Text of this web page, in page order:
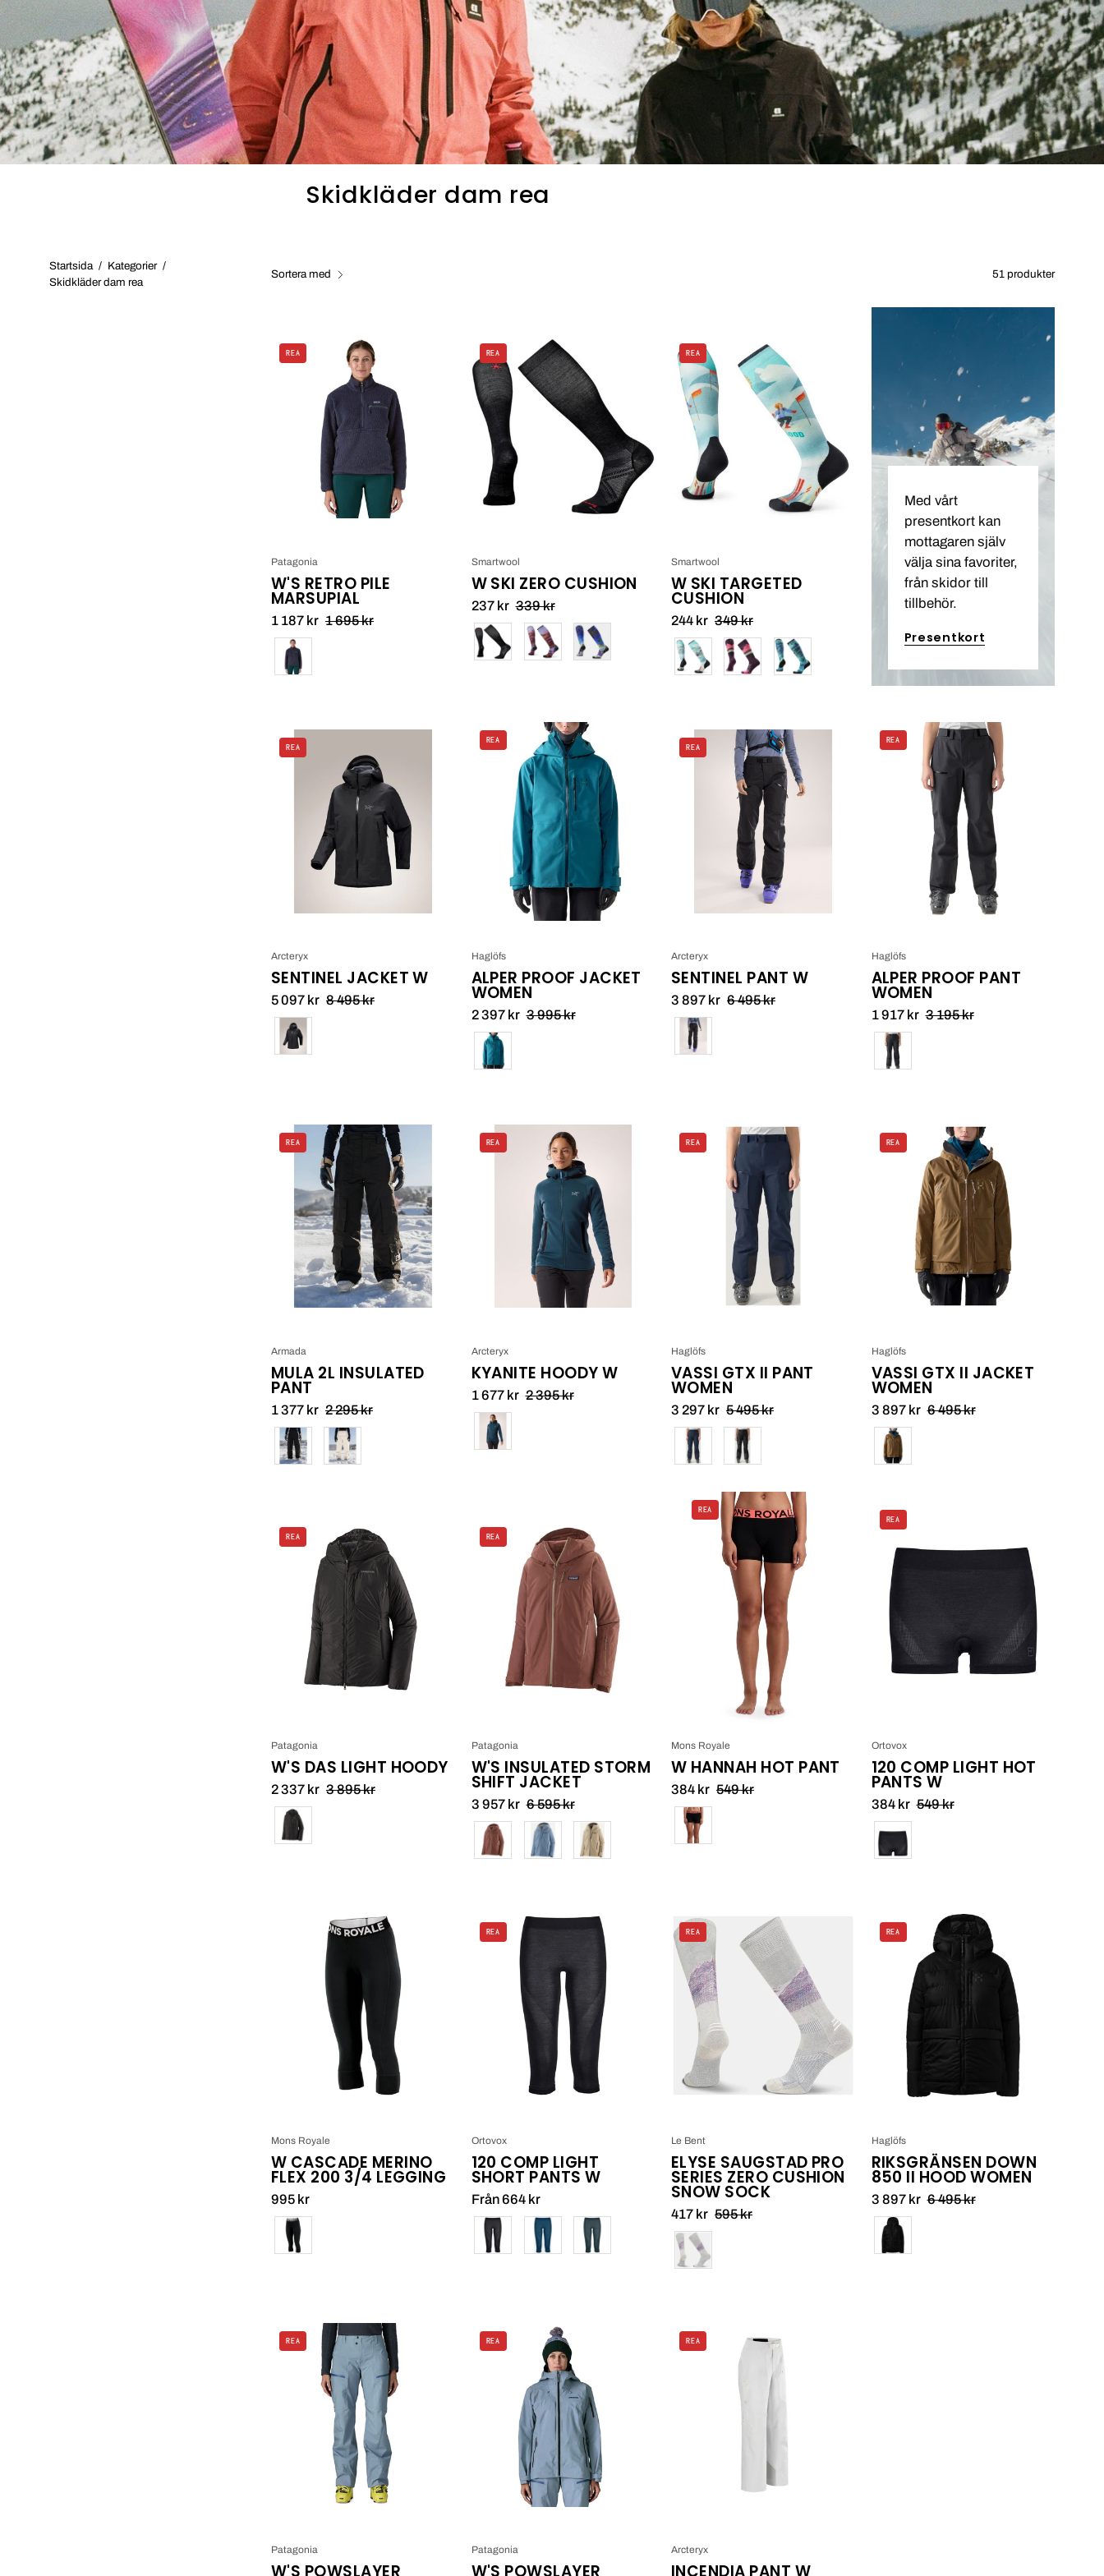
rea
Skidkläder dam rea
Startsida / Kategorier /
Skidkläder dam rea
Sortera med 51 produkter
W's
Retro
Pile
Marsupial
REA
W'S RETRO PILE
MARSUPIAL
Patagonia
1 187 kr 1 695 kr
Färg
Smartwool
W
Ski
Zero
Cushion_2
REA
W SKI ZERO CUSHION
Smartwool
237 kr 339 kr
Färg
Smartwool
W
Ski
Targeted
Cushion_1
REA
W SKI TARGETED
CUSHION
Smartwool
244 kr 349 kr
Färg
Med vårt
presentkort kan
mottagaren själv
välja sina favoriter,
från skidor till
tillbehör.
Presentkort
Jacket
W
REA
SENTINEL JACKET W
Arcteryx
5 097 kr 8 495 kr
Färg
Haglöfs
Alper
Proof
Jacket
Women_1
REA
ALPER PROOF JACKET
WOMEN
Haglöfs
2 397 kr 3 995 kr
Färg
Arcteryx
Sentinel
Pant
W_1
REA
SENTINEL PANT W
Arcteryx
3 897 kr 6 495 kr
Färg
Haglöfs
Alper
Proof
Pant
Women_1
REA
ALPER PROOF PANT
WOMEN
Haglöfs
1 917 kr 3 195 kr
Färg
Armada
Mula
Insulated
Pant_8
REA
MULA 2L INSULATED
PANT
Armada
1 377 kr 2 295 kr
Färg
Arcteryx
Kyanite
Hoody
W_1
REA
KYANITE HOODY W
Arcteryx
1 677 kr 2 395 kr
Färg
Vassi
II
Pant
Women
REA
VASSI GTX II PANT
WOMEN
Haglöfs
3 297 kr 5 495 kr
Färg
Haglöfs
Vassi
GTX
II
Jacket
Women_11
REA
VASSI GTX II JACKET
WOMEN
Haglöfs
3 897 kr 6 495 kr
Färg
Patagonia
W's
DAS
Light
Hoody_1
REA
W'S DAS LIGHT HOODY
Patagonia
2 337 kr 3 895 kr
Färg
Patagonia
W's
Insulated
Storm
Shift
Jacket_1
REA
W'S INSULATED STORM
SHIFT JACKET
Patagonia
3 957 kr 6 595 kr
Färg
Mons
Royale
Hannah
Hot
Pant_1
REA
W HANNAH HOT PANT
Mons Royale
384 kr 549 kr
Färg
Comp
W_1
REA
120 COMP LIGHT HOT
PANTS W
Ortovox
384 kr 549 kr
Färg
Mons
Royale
Cascade
Merino
Flex
200
3/4
Legging
W CASCADE MERINO
FLEX 200 3/4 LEGGING
Mons Royale
995 kr
Färg
Light
Short
Pants
W
REA
120 COMP LIGHT
SHORT PANTS W
Ortovox
Från 664 kr
Färg
Elyse
Saugstad
Pro
Series
Zero
Cushion
Sock
REA
ELYSE SAUGSTAD PRO
SERIES ZERO CUSHION
SNOW SOCK
Le Bent
417 kr 595 kr
Färg
Riksgränsen
Down
Hood
Women
REA
RIKSGRÄNSEN DOWN
850 II HOOD WOMEN
Haglöfs
3 897 kr 6 495 kr
Färg
Patagonia
W'S
Powslayer
Pants_1
REA
Patagonia
Patagonia
W's
PowSlayer
Jacket_4
REA
Patagonia
Pant
W
REA
Arcteryx